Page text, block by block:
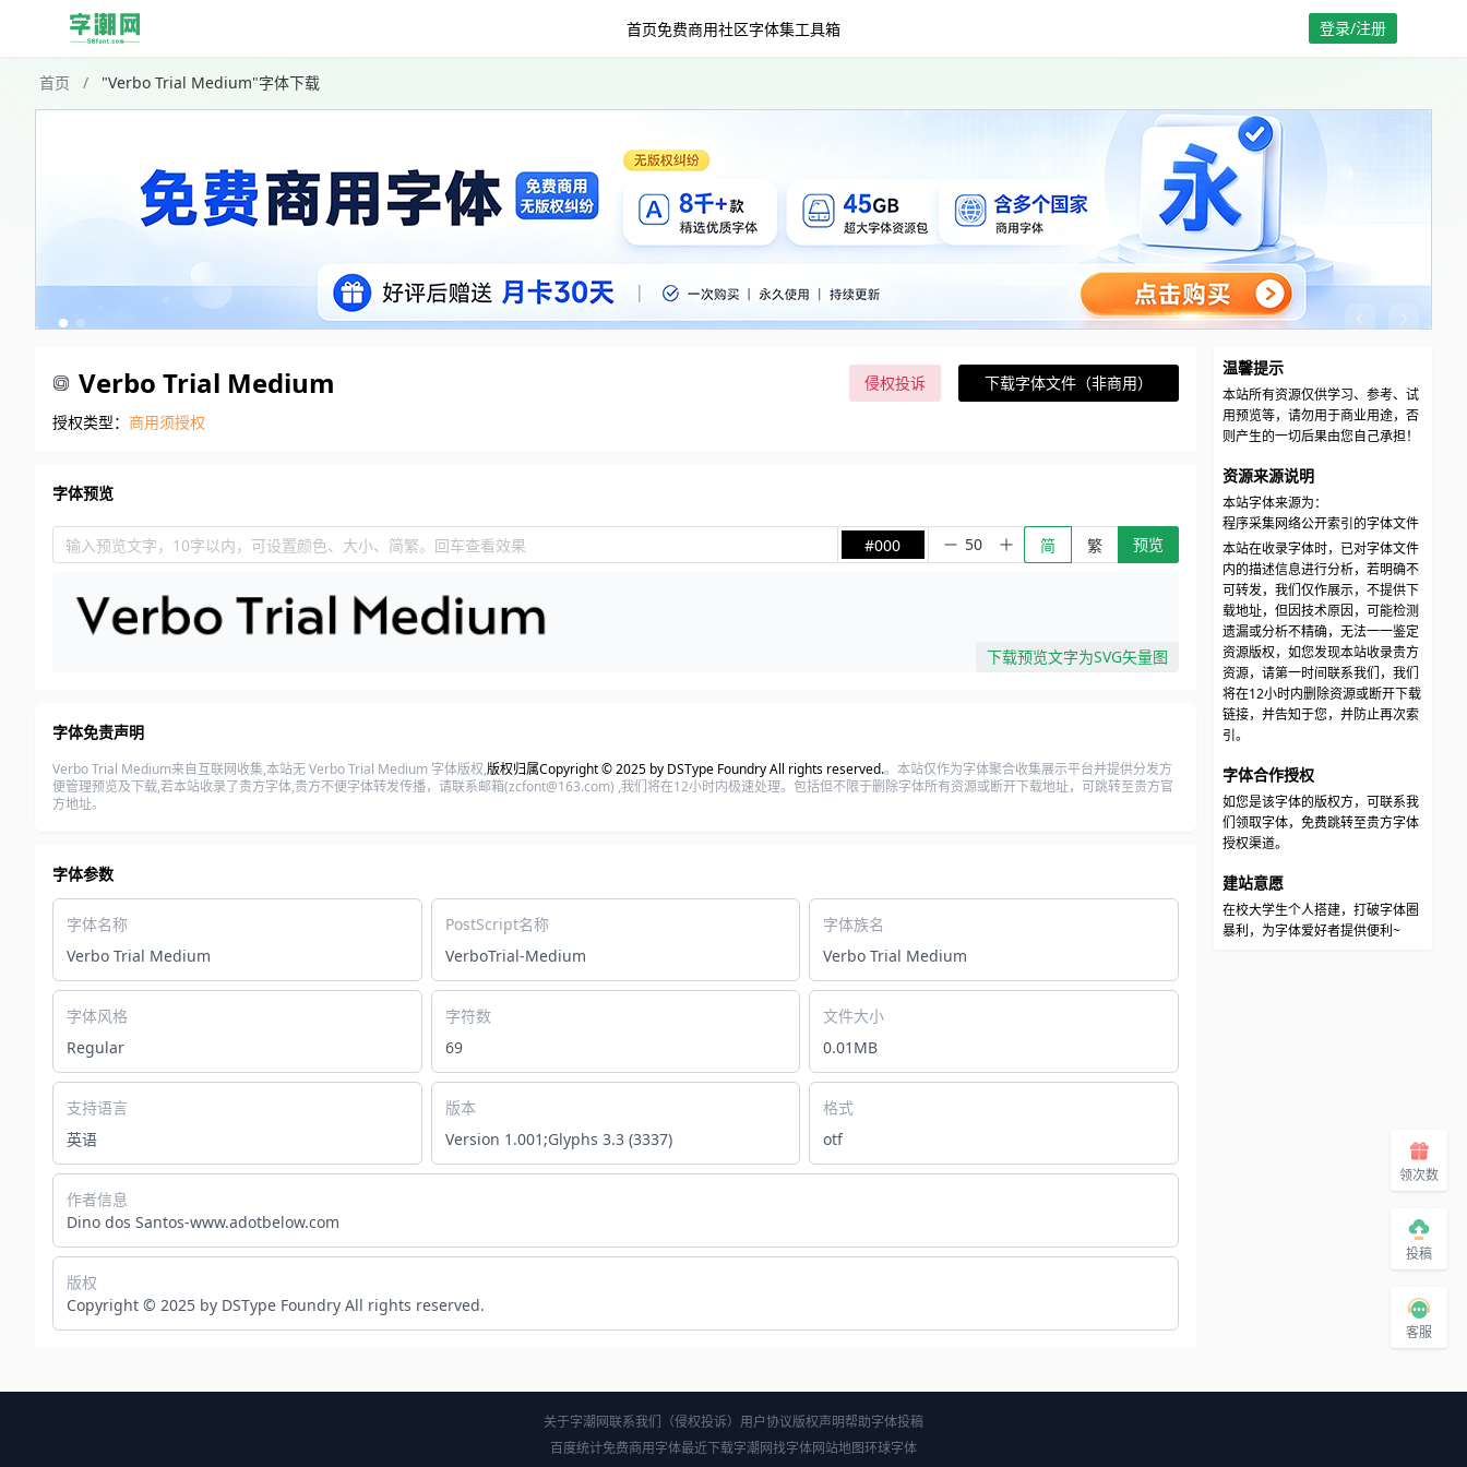
首页免费商用社区字体集工具箱 登录/注册
首页 / "Verbo Trial Medium"字体下载
Verbo Trial Medium 侵权投诉
下载字体文件（非商用）
授权类型： 商用须授权
字体预览
输入预览文字，10字以内，可设置颜色、大小、简繁。回车查看效果 #000 简 繁 预览
下载预览文字为SVG矢量图
字体免责声明
Verbo Trial Medium来自互联网收集,本站无 Verbo Trial Medium 字体版权,版权归属Copyright © 2025 by DSType Foundry All rights reserved.。本站仅作为字体聚合收集展示平台并提供分发方
便管理预览及下载,若本站收录了贵方字体,贵方不便字体转发传播，请联系邮箱(zcfont@163.com) ,我们将在12小时内极速处理。包括但不限于删除字体所有资源或断开下载地址，可跳转至贵方官
方地址。
字体参数
字体名称
Verbo Trial Medium
PostScript名称
VerboTrial-Medium
字体族名
Verbo Trial Medium
字体风格
Regular
字符数
69
文件大小
0.01MB
支持语言
英语
版本
Version 1.001;Glyphs 3.3 (3337)
格式
otf
作者信息
Dino dos Santos-www.adotbelow.com
版权
Copyright © 2025 by DSType Foundry All rights reserved.
温馨提示
本站所有资源仅供学习、参考、试
用预览等，请勿用于商业用途，否
则产生的一切后果由您自己承担！
资源来源说明
本站字体来源为：
程序采集网络公开索引的字体文件
本站在收录字体时，已对字体文件
内的描述信息进行分析，若明确不
可转发，我们仅作展示，不提供下
载地址，但因技术原因，可能检测
遗漏或分析不精确，无法一一鉴定
资源版权，如您发现本站收录贵方
资源，请第一时间联系我们，我们
将在12小时内删除资源或断开下载
链接，并告知于您，并防止再次索
引。
字体合作授权
如您是该字体的版权方，可联系我
们领取字体，免费跳转至贵方字体
授权渠道。
建站意愿
在校大学生个人搭建，打破字体圈
暴利，为字体爱好者提供便利~
关于字潮网联系我们（侵权投诉） 用户协议版权声明帮助字体投稿
百度统计免费商用字体最近下载字潮网找字体网站地图环球字体
领次数
投稿
客服